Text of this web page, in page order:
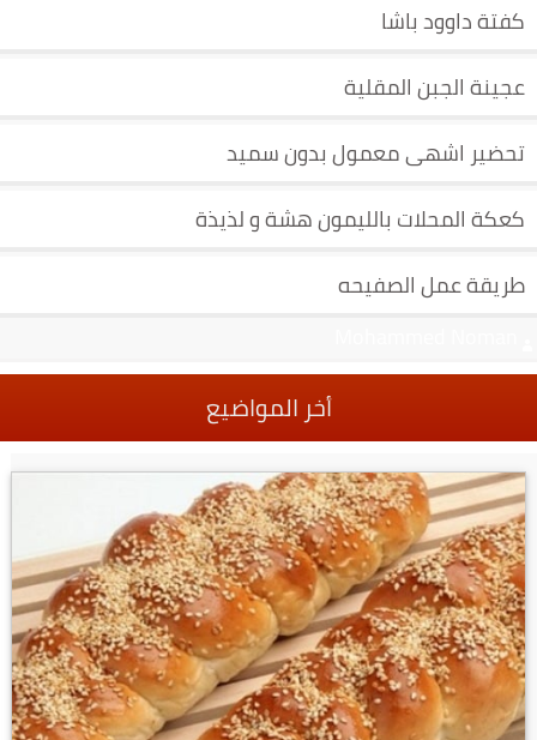
كفتة داوود باشا
عجينة الجبن المقلية
تحضير اشهى معمول بدون سميد
كعكة المحلات بالليمون هشة و لذيذة
طريقة عمل الصفيحه
أخر المواضيع